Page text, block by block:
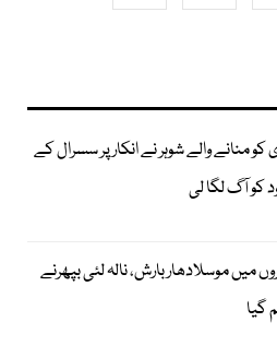
کو منانے والے شوہر نے انکار پر سسرال کے
کو آگ لگا لی
میں موسلادھار بارش، نالہ لئی بپھرنے
گیا